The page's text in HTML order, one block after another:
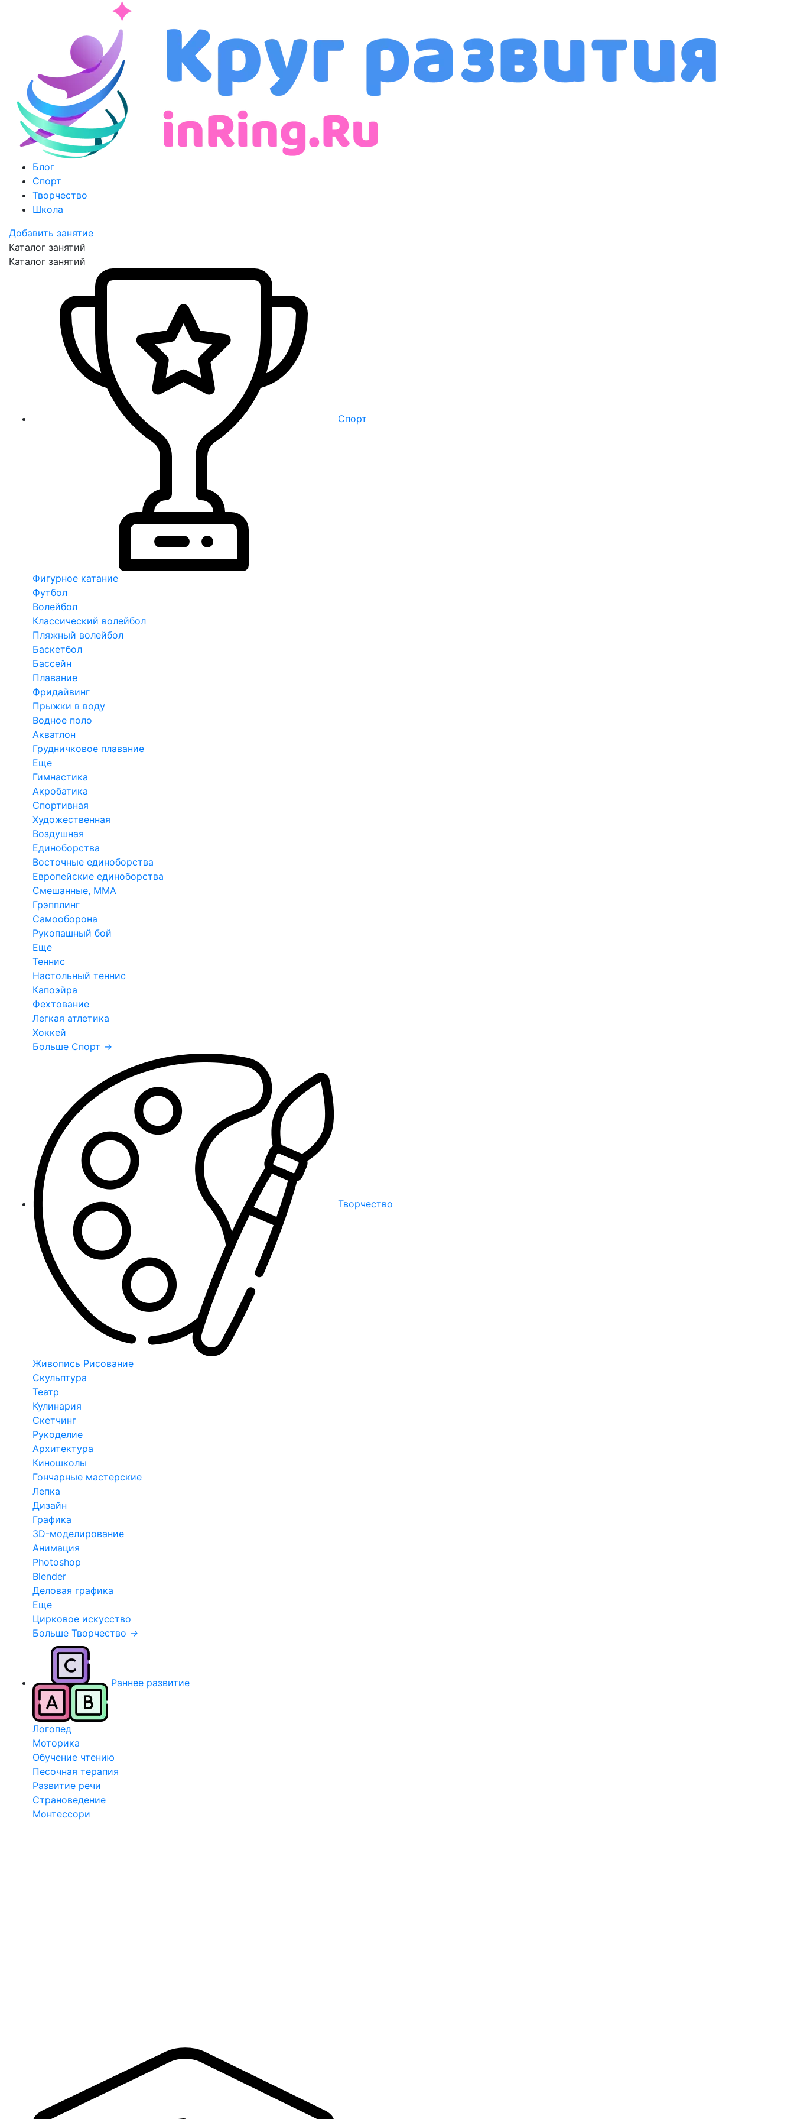
Блог
Спорт
Творчество
Школа
Добавить занятие
Каталог занятий
Каталог занятий
Спорт
Фигурное катание
Футбол
Волейбол
Классический волейбол
Пляжный волейбол
Баскетбол
Бассейн
Плавание
Фридайвинг
Прыжки в воду
Водное поло
Акватлон
Грудничковое плавание
Еще
Гимнастика
Акробатика
Спортивная
Художественная
Воздушная
Единоборства
Восточные единоборства
Европейские единоборства
Смешанные, ММА
Грэпплинг
Самооборона
Рукопашный бой
Еще
Теннис
Настольный теннис
Капоэйра
Фехтование
Легкая атлетика
Хоккей
Больше Спорт →
Творчество
Живопись Рисование
Скульптура
Театр
Кулинария
Скетчинг
Рукоделие
Архитектура
Киношколы
Гончарные мастерские
Лепка
Дизайн
Графика
3D-моделирование
Анимация
Photoshop
Blender
Деловая графика
Еще
Цирковое искусство
Больше Творчество →
Раннее развитие
Логопед
Моторика
Обучение чтению
Песочная терапия
Развитие речи
Страноведение
Монтессори